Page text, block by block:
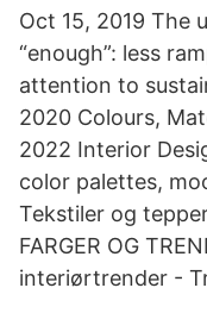
Oct 15, 2019 The
“enough”: less
attention to
2020 Colours,
2022 Interior
color palettes,
Tekstiler og
FARGER OG
interiørtrender -